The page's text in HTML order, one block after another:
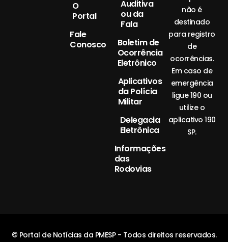
O
Portal
Fale
Conosco
Auditiva
ou da
Fala
Boletim de
Ocorrência
Eletrônico
Aplicativos
da Polícia
Militar
Delegacia
Eletrônica
Informações
das
Rodovias
não é
destinado
para registro
de
ocorrências.
Em caso de
emergência
ligue 190 ou
utilize o
aplicativo 190
SP.
© Portal de Notícias da PMESP - Todos direitos reservados.